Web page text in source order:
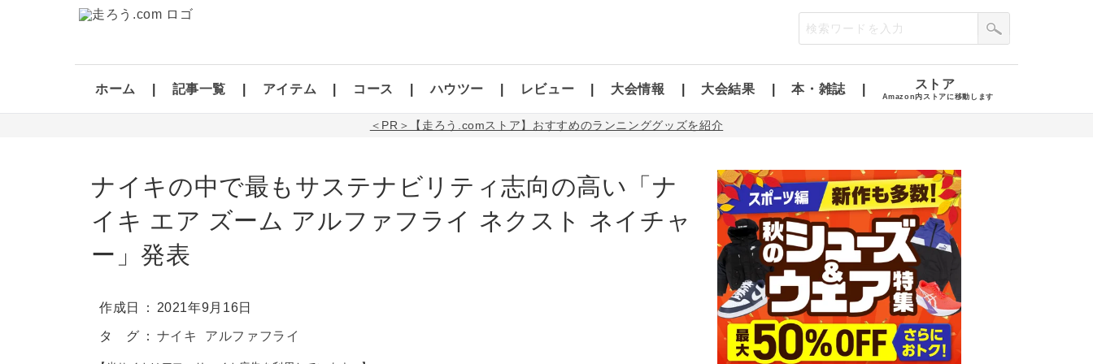
ホーム 記事一覧 アイテム コース ハウツー レビュー 大会情報 大会結果 本・雑誌 ストア
Amazon内ストアに移動します
＜PR＞【走ろう.comストア】おすすめのランニンググッズを紹介
ナイキの中で最もサステナビリティ志向の高い「ナ
イキ エア ズーム アルファフライ ネクスト ネイチャ
ー」発表
作成日 2021年9月16日
タ グ ナイキ アルファフライ